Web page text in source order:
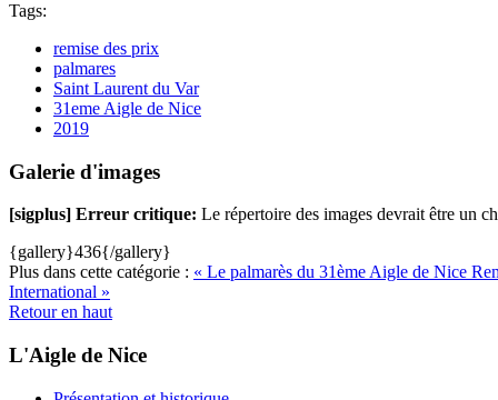
Tags:
remise des prix
palmares
Saint Laurent du Var
31eme Aigle de Nice
2019
Galerie d'images
[sigplus] Erreur critique: Le répertoire des images devrait être un
{gallery}436{/gallery}
Plus dans cette catégorie : « Le palmarès du 31ème Aigle de Nice
International »
Retour en haut
L'Aigle de Nice